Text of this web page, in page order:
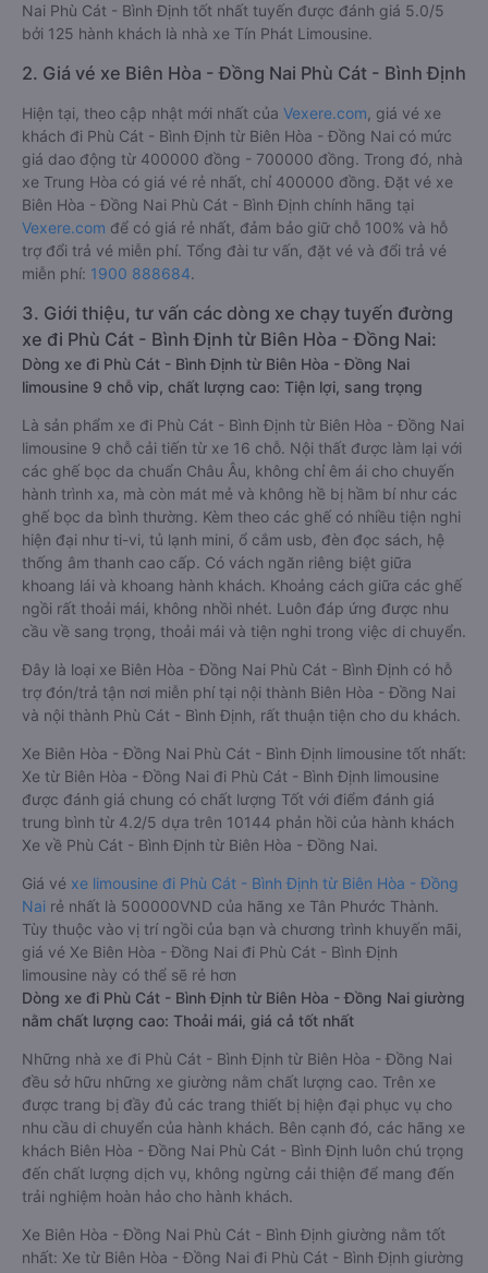
Nai Phù Cát - Bình Định tốt nhất tuyến được đánh giá 5.0/5
bởi 125 hành khách là nhà xe Tín Phát Limousine.
2. Giá vé xe Biên Hòa - Đồng Nai Phù Cát - Bình Định
Hiện tại, theo cập nhật mới nhất của Vexere.com , giá vé xe
khách đi Phù Cát - Bình Định từ Biên Hòa - Đồng Nai có mức
giá dao động từ 400000 đồng - 700000 đồng. Trong đó, nhà
xe Trung Hòa có giá vé rẻ nhất, chỉ 400000 đồng. Đặt vé xe
Biên Hòa - Đồng Nai Phù Cát - Bình Định chính hãng tại
Vexere.com để có giá rẻ nhất, đảm bảo giữ chỗ 100% và hỗ
trợ đổi trả vé miễn phí. Tổng đài tư vấn, đặt vé và đổi trả vé
miễn phí: 1900 888684.
3. Giới thiệu, tư vấn các dòng xe chạy tuyến đường
xe đi Phù Cát - Bình Định từ Biên Hòa - Đồng Nai:
Dòng xe đi Phù Cát - Bình Định từ Biên Hòa - Đồng Nai
limousine 9 chỗ vip, chất lượng cao: Tiện lợi, sang trọng
Là sản phẩm xe đi Phù Cát - Bình Định từ Biên Hòa - Đồng Nai
limousine 9 chỗ cải tiến từ xe 16 chỗ. Nội thất được làm lại với
các ghế bọc da chuẩn Châu Âu, không chỉ êm ái cho chuyến
hành trình xa, mà còn mát mẻ và không hề bị hầm bí như các
ghế bọc da bình thường. Kèm theo các ghế có nhiều tiện nghi
hiện đại như ti-vi, tủ lạnh mini, ổ cắm usb, đèn đọc sách, hệ
thống âm thanh cao cấp. Có vách ngăn riêng biệt giữa
khoang lái và khoang hành khách. Khoảng cách giữa các ghế
ngồi rất thoải mái, không nhồi nhét. Luôn đáp ứng được nhu
cầu về sang trọng, thoải mái và tiện nghi trong việc di chuyển.
Đây là loại xe Biên Hòa - Đồng Nai Phù Cát - Bình Định có hỗ
trợ đón/trả tận nơi miễn phí tại nội thành Biên Hòa - Đồng Nai
và nội thành Phù Cát - Bình Định, rất thuận tiện cho du khách.
Xe Biên Hòa - Đồng Nai Phù Cát - Bình Định limousine tốt nhất:
Xe từ Biên Hòa - Đồng Nai đi Phù Cát - Bình Định limousine
được đánh giá chung có chất lượng Tốt với điểm đánh giá
trung bình từ 4.2/5 dựa trên 10144 phản hồi của hành khách
Xe về Phù Cát - Bình Định từ Biên Hòa - Đồng Nai.
Giá vé xe limousine đi Phù Cát - Bình Định từ Biên Hòa - Đồng
Nai rẻ nhất là 500000VND của hãng xe Tân Phước Thành.
Tùy thuộc vào vị trí ngồi của bạn và chương trình khuyến mãi,
giá vé Xe Biên Hòa - Đồng Nai đi Phù Cát - Bình Định
limousine này có thể sẽ rẻ hơn
Dòng xe đi Phù Cát - Bình Định từ Biên Hòa - Đồng Nai giường
nằm chất lượng cao: Thoải mái, giá cả tốt nhất
Những nhà xe đi Phù Cát - Bình Định từ Biên Hòa - Đồng Nai
đều sở hữu những xe giường nằm chất lượng cao. Trên xe
được trang bị đầy đủ các trang thiết bị hiện đại phục vụ cho
nhu cầu di chuyển của hành khách. Bên cạnh đó, các hãng xe
khách Biên Hòa - Đồng Nai Phù Cát - Bình Định luôn chú trọng
đến chất lượng dịch vụ, không ngừng cải thiện để mang đến
trải nghiệm hoàn hảo cho hành khách.
Xe Biên Hòa - Đồng Nai Phù Cát - Bình Định giường nằm tốt
nhất: Xe từ Biên Hòa - Đồng Nai đi Phù Cát - Bình Định giường